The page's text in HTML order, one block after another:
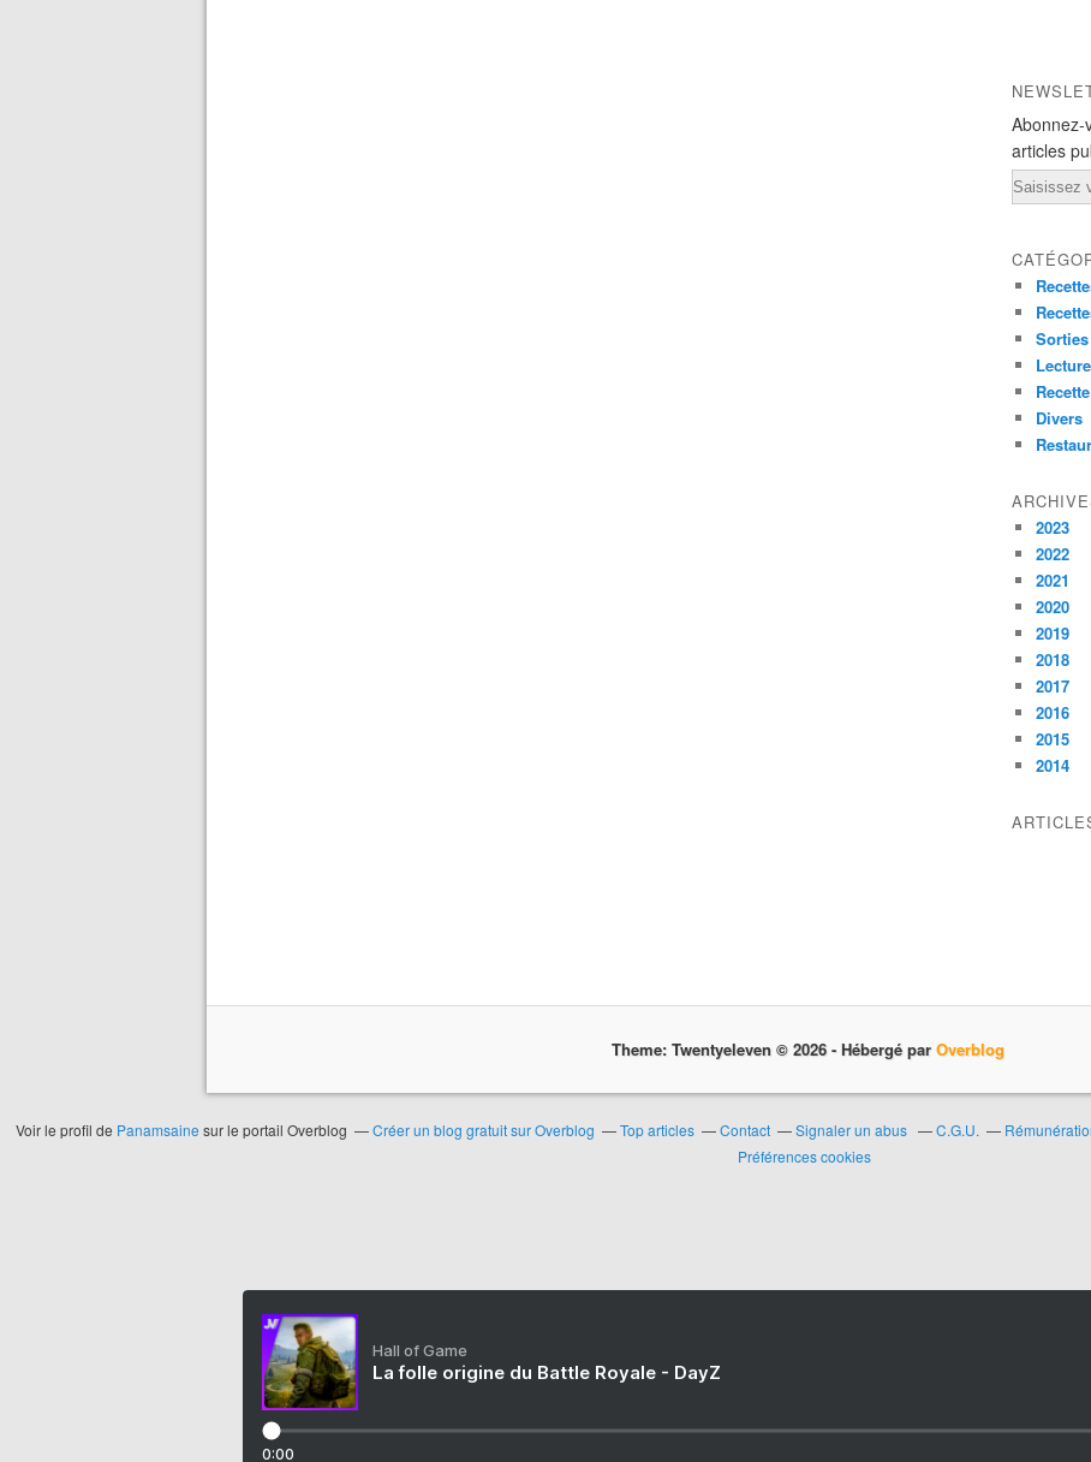
Abonnez-
articles
Email
Sorties
Divers
2023
2022
2021
2020
2019
2018
2017
2016
2015
2014
Theme: Twentyeleven © 2026 - Hébergé par Overblog
Voir le profil de Panamsaine sur le portail Overblog Créer un blog gratuit sur Overblog Top articles Contact Signaler un abus C.G.U.
Préférences cookies
Hall of Game
La folle origine du Battle Royale - DayZ
0:00